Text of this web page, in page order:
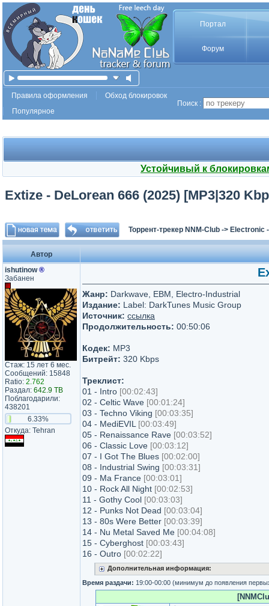
Портал
Форум
Правила оформления
Обход блокировок
Популярное
Поиск :
Устойчивый к
Extize - DeLorean 666 (2025) [MP3|320
Торрент-трекер NNM-Club -> Electronic
Автор
ishutinow®
Забанен
Стаж: 15 лет 6 мес.
Сообщений: 15848
Ratio: 2.762
Раздал: 642.9 TB
Поблагодарили:
438201
6.33%
Откуда: Tehran
Жанр: Darkwave, EBM, Electro-Industrial
Издание: Label: DarkTunes Music Group
Источник: ссылка
Продолжительность: 00:50:06
Кодек: MP3
Битрейт: 320 Kbps
Треклист:
01 - Intro [00:02:43]
02 - Celtic Wave [00:01:24]
03 - Techno Viking [00:03:35]
04 - MediEVIL [00:03:49]
05 - Renaissance Rave [00:03:52]
06 - Classic Love [00:03:12]
07 - I Got The Blues [00:02:00]
08 - Industrial Swing [00:03:31]
09 - Ma France [00:03:01]
10 - Rock All Night [00:02:53]
11 - Gothy Cool [00:03:03]
12 - Punks Not Dead [00:03:04]
13 - 80s Were Better [00:03:39]
14 - Nu Metal Saved Me [00:04:08]
15 - Cyberghost [00:03:43]
16 - Outro [00:02:22]
Дополнительная информация:
Время раздачи: 19:00-00:00 (минимум до появления